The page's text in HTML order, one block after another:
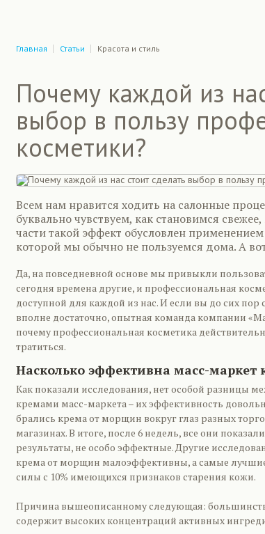
Главная Статьи Красота и стиль
Почему каждой из
выбор в пользу
косметики?
Всем нам нравится ходить на салонные
буквально чувствуем, как становимся
части такой эффект обусловлен
которой мы обычно не пользуемся дома. А
Да, на повседневной основе мы привыкли
сегодня времена другие, и профессиональная
доступной для каждой из нас. И если вы до сих пор
вполне достаточно, опытная команда компании
почему профессиональная косметика
тратиться.
Насколько эффективна масс-маркет
Как показали исследования, нет особой разницы
кремами масс-маркета – их эффективность
брались крема от морщин вокруг глаз разных
магазинах. В итоге, после 6 недель, все они
результаты, не особо эффектные. Другие
крема от морщин малоэффективны, а самые
силы с 10% имеющихся признаков старения кожи.
Причина вышеописанному следующая:
содержит высоких концентраций активных